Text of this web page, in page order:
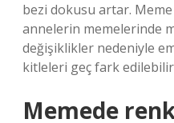
bezi dokusu artar.
annelerin memelerinde
değişiklikler nedeniyle
kitleleri geç fark
Memede